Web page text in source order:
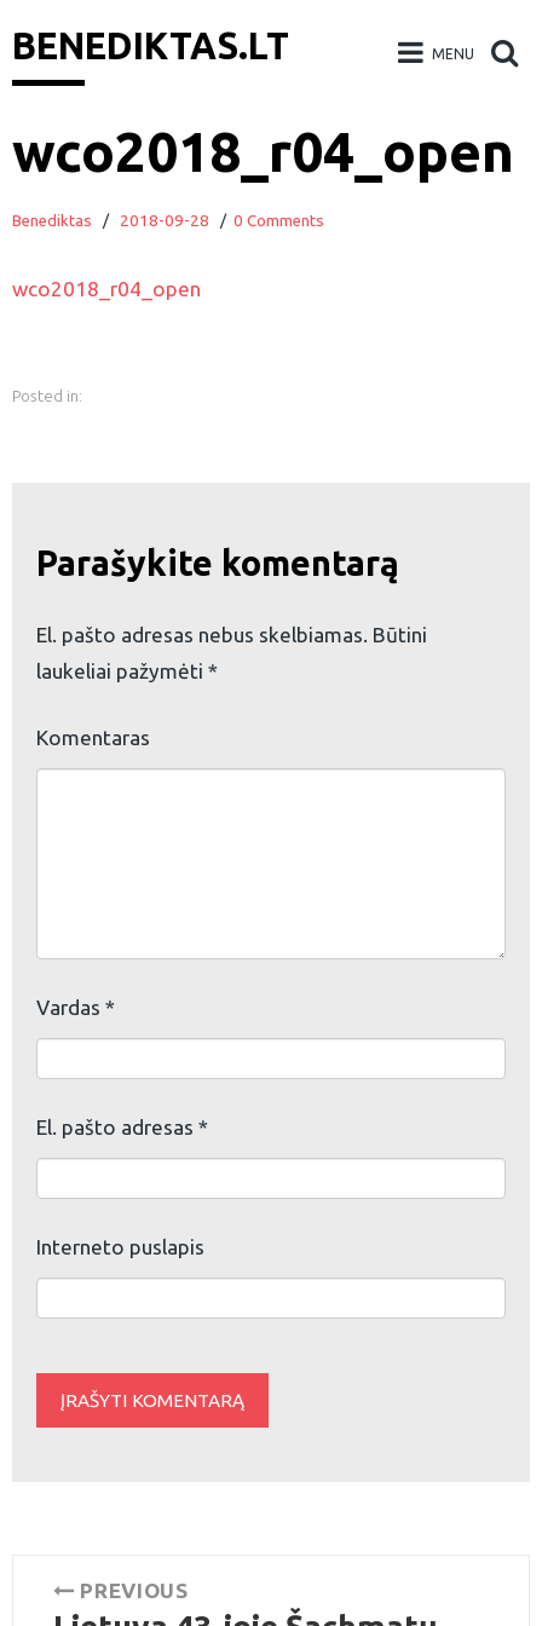
BENEDIKTAS.LT MENU
towco2018_r04_open
Benediktas / 2018-09-28 / 0 Comments
wco2018_r04_open
Posted in:
Parašykite komentarą
El. pašto adresas nebus skelbiamas. Būtini
laukeliai pažymėti *
Komentaras
Vardas *
El. pašto adresas *
Interneto puslapis
Navigacija
PREVIOUS